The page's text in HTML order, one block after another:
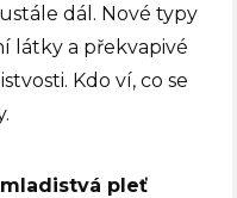
dál. Nové typy
látky a překvapivé
Kdo ví, co se
pleť